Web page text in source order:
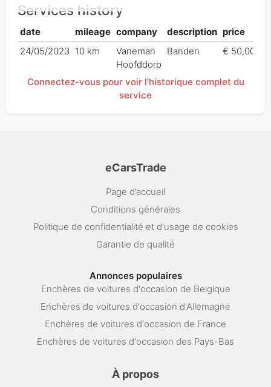
Services history
date mileage company description price
24/05/2023 10 km
Vaneman
Hoofddorp
Banden € 50,00
Connectez-vous pour voir l'historique complet du
service
eCarsTrade
Page d’accueil
Conditions générales
Politique de confidentialité et d'usage de cookies
Garantie de qualité
Annonces populaires
Enchères de voitures d'occasion de Belgique
Enchères de voitures d'occasion d'Allemagne
Enchères de voitures d'occasion de France
Enchères de voitures d'occasion des Pays-Bas
À propos